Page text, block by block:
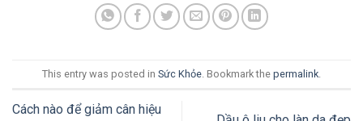
This entry was posted in Sức Khỏe . Bookmark the permalink
Cách nào để giảm cân hiệu